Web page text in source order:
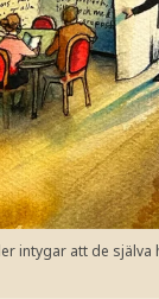
intygar att de själva